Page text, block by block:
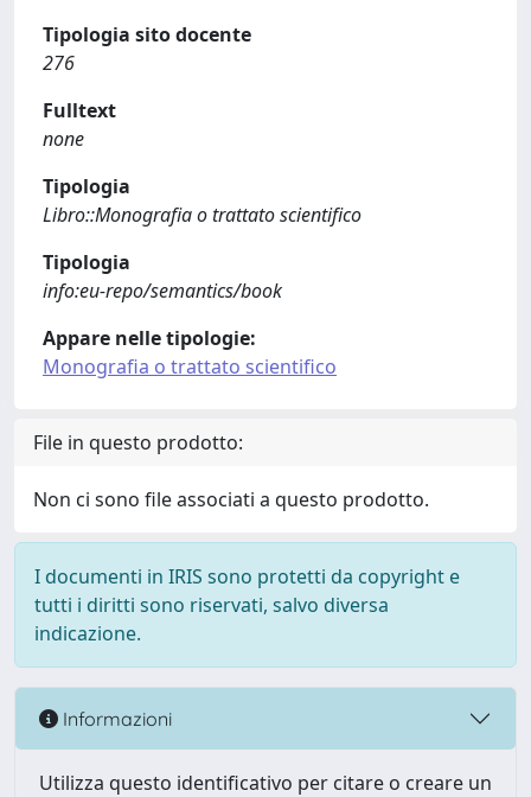
Tipologia sito docente
276
Fulltext
none
Tipologia
Libro::Monografia o trattato scientifico
Tipologia
info:eu-repo/semantics/book
Appare nelle tipologie:
Monografia o trattato scientifico
File in questo prodotto:
Non ci sono file associati a questo prodotto.
I documenti in IRIS sono protetti da copyright e
tutti i diritti sono riservati, salvo diversa
indicazione.
Informazioni
Utilizza questo identificativo per citare o creare un